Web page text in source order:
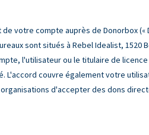
votre compte auprès de Donorbox («
sont situés à Rebel Idealist, 1520
l'utilisateur ou le titulaire de licence
L'accord couvre également votre
d'accepter des dons